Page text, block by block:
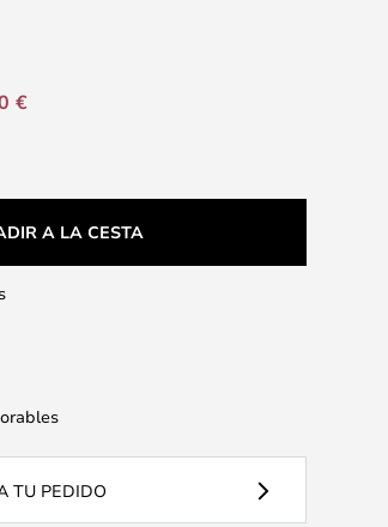
€
A LA CESTA
TU PEDIDO